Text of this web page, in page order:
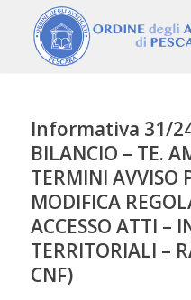
Informativa 31/24
BILANCIO – TE.
TERMINI AVVISO
MODIFICA
ACCESSO ATTI –
TERRITORIALI –
CNF)